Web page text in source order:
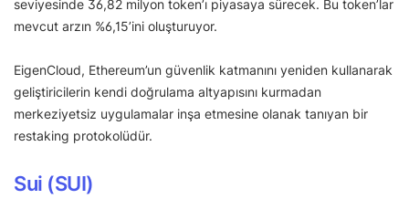
seviyesinde 36,82 milyon token’ı piyasaya sürecek. Bu token’lar
mevcut arzın %6,15’ini oluşturuyor.
EigenCloud, Ethereum’un güvenlik katmanını yeniden kullanarak
geliştiricilerin kendi doğrulama altyapısını kurmadan
merkeziyetsiz uygulamalar inşa etmesine olanak tanıyan bir
restaking protokolüdür.
Sui (SUI)